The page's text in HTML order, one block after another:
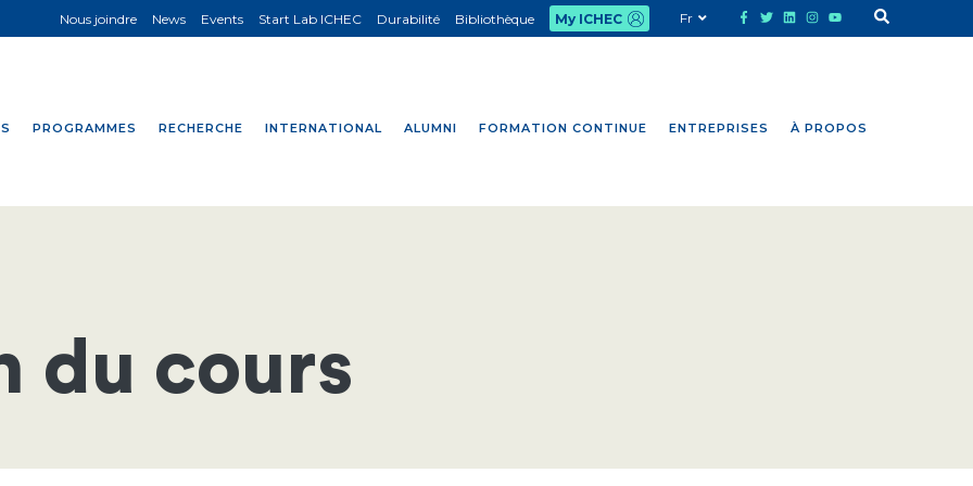
PROGRAMMES RECHERCHE INTERNATIONAL ALUMNI FORMATION CONTINUE ENTREPRISES À PROPOS
Nous joindre News Events Start Lab ICHEC Durabilité Bibliothèque My ICHEC Fr
du cours